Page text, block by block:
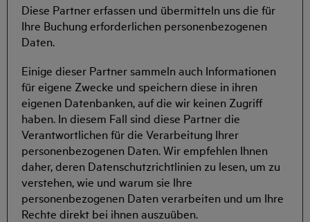
Diese Partner erfassen und übermitteln uns die für
Ihre Buchung erforderlichen personenbezogenen
Daten.
Einige dieser Partner sammeln auch Informationen
für eigene Zwecke und speichern diese in ihren
eigenen Datenbanken, auf die wir keinen Zugriff
haben. In diesem Fall sind diese Partner die
Verantwortlichen für die Verarbeitung Ihrer
personenbezogenen Daten. Wir empfehlen Ihnen
daher, deren Datenschutzrichtlinien zu lesen, um zu
verstehen, wie und warum sie Ihre
personenbezogenen Daten verarbeiten und um Ihre
Rechte direkt bei ihnen auszuüben.